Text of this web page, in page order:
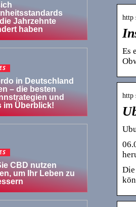
http
Es
http
Jahrzehnte
haben
in Deutschland
– die besten
und
im Überblick!
CBD nutzen
um Ihr Leben zu